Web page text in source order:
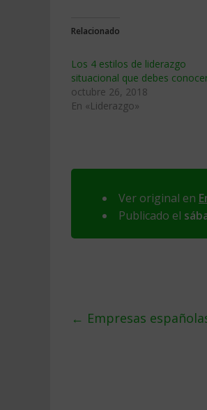
Relacionado
Los 4 estilos de liderazgo
situacional que debes
octubre 26, 2018
En «Liderazgo»
Ver original en
Publicado el
← Empresas